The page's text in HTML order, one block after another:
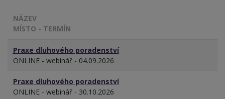
NÁZEV
MÍSTO - TERMÍN
Praxe dluhového poradenství
ONLINE - webinář - 04.09.2026
Praxe dluhového poradenství
ONLINE - webinář - 30.10.2026